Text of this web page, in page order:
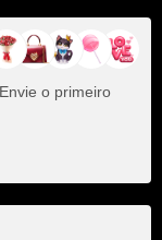
o primeiro